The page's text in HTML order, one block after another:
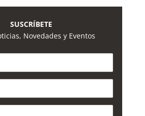
SUSCRÍBETE
Novedades y Eventos